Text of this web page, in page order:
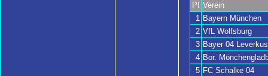
Pl
Verein
1 Bayern München
2 VfL Wolfsburg
3 Bayer 04
4 Bor.
5 FC Schalke 04